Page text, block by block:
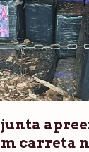
carreta